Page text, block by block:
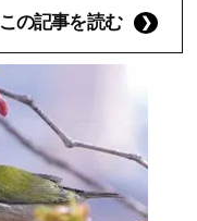
この記事を読む